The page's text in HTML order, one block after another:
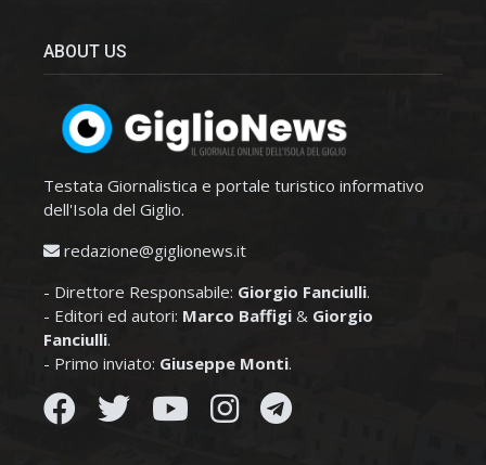
ABOUT US
Testata Giornalistica e portale turistico informativo
dell'Isola del Giglio.
redazione@giglionews.it
- Direttore Responsabile: Giorgio Fanciulli.
- Editori ed autori: Marco Baffigi & Giorgio
Fanciulli.
- Primo inviato: Giuseppe Monti.